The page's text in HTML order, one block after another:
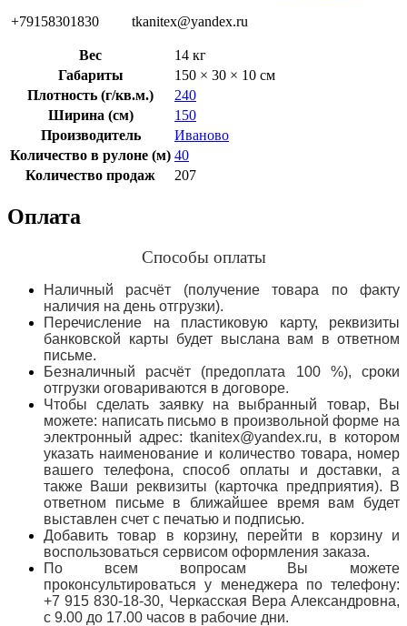
+79158301830 tkanitex@yandex.ru
Вес
14 кг
Габариты
150 × 30 × 10 см
Плотность (г/кв.м.)
240
Ширина (см)
150
Производитель
Иваново
Количество в рулоне (м) 40
Количество продаж
207
Оплата
Способы оплаты
Наличный расчёт (получение товара по факту
наличия на день отгрузки).
Перечисление на пластиковую карту, реквизиты
банковской карты будет выслана вам в ответном
письме.
Безналичный расчёт (предоплата 100 %), сроки
отгрузки оговариваются в договоре.
Чтобы сделать заявку на выбранный товар, Вы
можете: написать письмо в произвольной форме на
электронный адрес: tkanitex@yandex.ru, в котором
указать наименование и количество товара, номер
вашего телефона, способ оплаты и доставки, а
также Ваши реквизиты (карточка предприятия). В
ответном письме в ближайшее время вам будет
выставлен счет с печатью и подписью.
Добавить товар в корзину, перейти в корзину и
воспользоваться сервисом оформления заказа.
По всем вопросам Вы можете
проконсультироваться у менеджера по телефону:
+7 915 830-18-30, Черкасская Вера Александровна,
с 9.00 до 17.00 часов в рабочие дни.